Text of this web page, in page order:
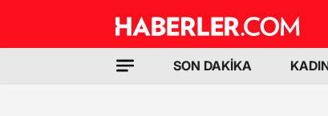
SON DAKİKA